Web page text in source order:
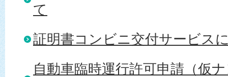
て
証明書コンビニ交付サービス
自動車臨時運行許可申請（仮